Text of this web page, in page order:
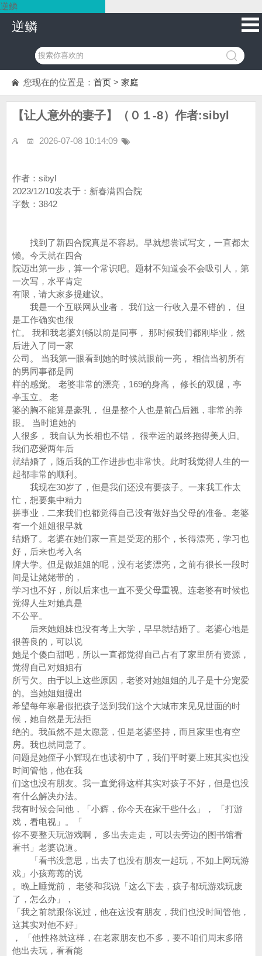
逆鳞
逆鳞
您现在的位置是： 首页 > 家庭
【让人意外的妻子】（０１-8）作者:sibyl
2026-07-08 10:14:09
作者：sibyl
2023/12/10发表于：新春满四合院
字数：3842
找到了新四合院真是不容易。早就想尝试写文，一直都太
懒。今天就在四合
院迈出第一步，算一个常识吧。题材不知道会不会吸引人，第
一次写，水平肯定
有限，请大家多提建议。
我是一个互联网从业者， 我们这一行收入是不错的， 但
是工作确实也很
忙。 我和我老婆刘畅以前是同事， 那时候我们都刚毕业，然
后进入了同一家
公司。 当我第一眼看到她的时候就眼前一亮， 相信当初所有
的男同事都是同
样的感觉。 老婆非常的漂亮，169的身高， 修长的双腿，亭
亭玉立。 老
婆的胸不能算是豪乳， 但是整个人也是前凸后翘，非常的养
眼。 当时追她的
人很多， 我自认为长相也不错， 很幸运的最终抱得美人归。
我们恋爱两年后
就结婚了，随后我的工作进步也非常快。此时我觉得人生的一
起都非常的顺利。
我现在30岁了，但是我们还没有要孩子。一来我工作太
忙，想要集中精力
拼事业，二来我们也都觉得自己没有做好当父母的准备。老婆
有一个姐姐很早就
结婚了。老婆在她们家一直是受宠的那个，长得漂亮，学习也
好，后来也考入名
牌大学。但是做姐姐的呢，没有老婆漂亮，之前有很长一段时
间是让姥姥带的，
学习也不好，所以后来也一直不受父母重视。连老婆有时候也
觉得人生对她真是
不公平。
后来她姐妹也没有考上大学，早早就结婚了。老婆心地是
很善良的，可以说
她是个傻白甜吧，所以一直都觉得自己占有了家里所有资源，
觉得自己对姐姐有
所亏欠。由于以上这些原因，老婆对她姐姐的儿子是十分宠爱
的。当她姐姐提出
希望每年寒暑假把孩子送到我们这个大城市来见见世面的时
候，她自然是无法拒
绝的。我虽然不是太愿意，但是老婆坚持，而且家里也有空
房。我也就同意了。
问题是她侄子小辉现在也读初中了，我们平时要上班其实也没
时间管他，他在我
们这也没有朋友。我一直觉得这样其实对孩子不好，但是也没
有什么解决办法。
我有时候会问他，「小辉，你今天在家干些什么」， 「打游
戏，看电视」。「
你不要整天玩游戏啊， 多出去走走，可以去旁边的图书馆看
看书」老婆说道。
「看书没意思，出去了也没有朋友一起玩，不如上网玩游
戏」小孩蔫蔫的说
。晚上睡觉前， 老婆和我说「这么下去，孩子都玩游戏玩废
了，怎么办」，
「我之前就跟你说过，他在这没有朋友，我们也没时间管他，
这其实对他不好」
， 「他性格就这样，在老家朋友也不多，要不咱们周末多陪
他出去玩，看看能